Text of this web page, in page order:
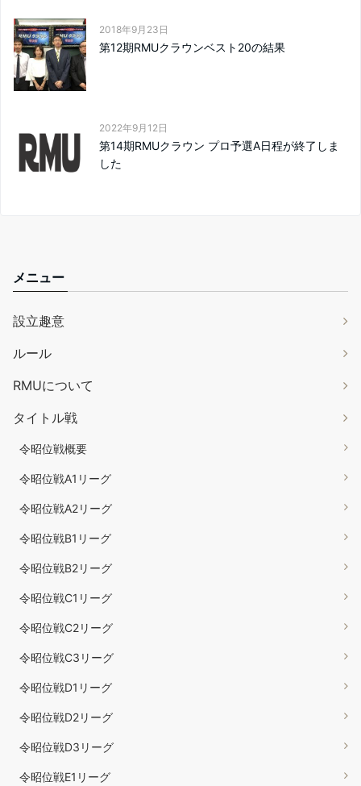
2018年9月23日
第12期RMUクラウンベスト20の結果
2022年9月12日
第14期RMUクラウン プロ予選A日程が終了しま
した
メニュー
設立趣意
ルール
RMUについて
タイトル戦
令昭位戦概要
令昭位戦A1リーグ
令昭位戦A2リーグ
令昭位戦B1リーグ
令昭位戦B2リーグ
令昭位戦C1リーグ
令昭位戦C2リーグ
令昭位戦C3リーグ
令昭位戦D1リーグ
令昭位戦D2リーグ
令昭位戦D3リーグ
令昭位戦E1リーグ